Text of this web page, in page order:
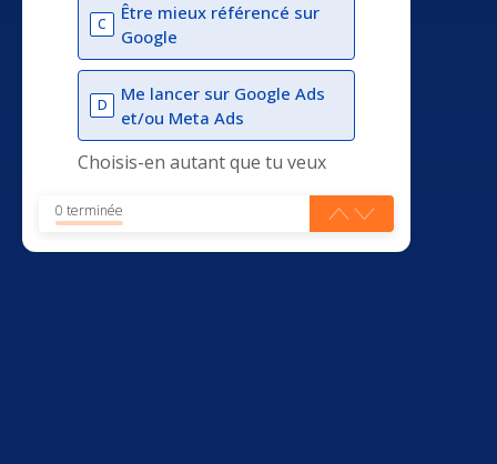
C
Être mieux référencé sur
Google
D
Me lancer sur Google Ads
et/ou Meta Ads
Choisis-en autant que tu veux
0 terminée